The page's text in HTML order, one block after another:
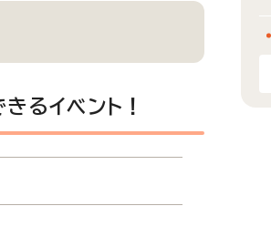
るイベント！